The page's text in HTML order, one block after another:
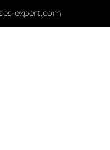
expert.com